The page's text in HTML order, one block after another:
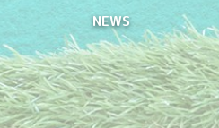
NEWS